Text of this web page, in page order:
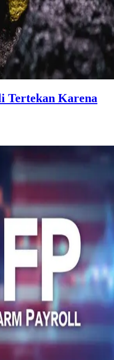
Tertekan Karena